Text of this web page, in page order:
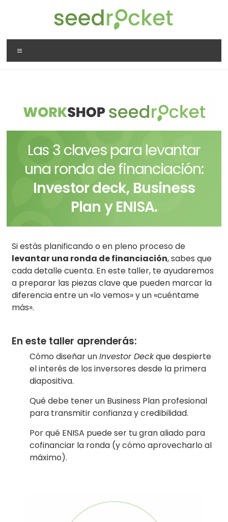
Las 3 claves para levantar
una ronda de financiación:
Investor deck, Business
Plan y ENISA.
Si estás planificando o en pleno proceso de
levantar una ronda de financiación, sabes que
cada detalle cuenta. En este taller, te ayudaremos
a preparar las piezas clave que pueden marcar la
diferencia entre un «lo vemos» y un «cuéntame
más».
En este taller aprenderás:
Cómo diseñar unInvestor Deckque despierte
el interés de los inversores desde la primera
diapositiva.
Qué debe tener un Business Plan profesional
para transmitir confianza y credibilidad.
Por qué ENISA puede ser tu gran aliado para
cofinanciar la ronda (y cómo aprovecharlo al
máximo).